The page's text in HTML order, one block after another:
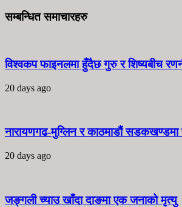
सम्बन्धित समाचारहरु
विश्वकप फाइनलमा हुँदैछ गुरु र शिष्यबीच
20 days ago
नारायणगढ-मुग्लिन र काठमाडौं सडकखण्डमा
20 days ago
जङ्गली च्याउ खाँदा दाङमा एक जनाको मृत्यु